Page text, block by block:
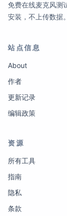
免费在线麦克风测
安装，不上传数据。
站点信息
About
作者
更新记录
编辑政策
资源
所有工具
指南
隐私
条款